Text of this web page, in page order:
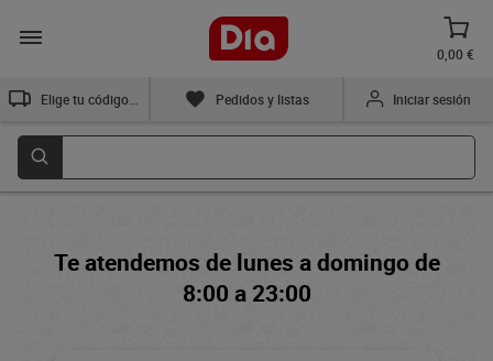
0,00 €
Pedidos y listas Iniciar sesión
Te atendemos de lunes a domingo de
8:00 a 23:00